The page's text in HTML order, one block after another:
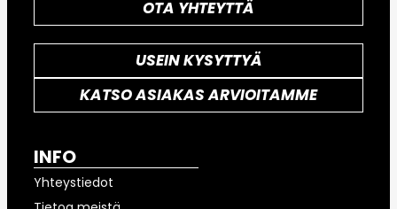
OTA YHTEYTTÄ
USEIN KYSYTTYÄ
KATSO ASIAKAS ARVIOITAMME
INFO
Yhteystiedot